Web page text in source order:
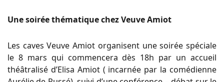
Une soirée thématique chez Veuve Amiot
Les caves Veuve Amiot organisent une soirée spéciale
le 8 mars qui commencera dès 18h par un accueil
théâtralisé d’Elisa Amiot ( incarnée par la comédienne